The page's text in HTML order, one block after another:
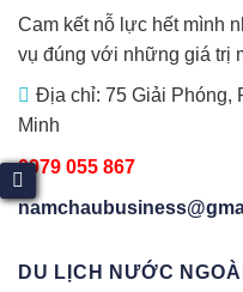
có
thể
được
trang
sản
phẩm
thể.
Các
tùy
thể
được
chọn
trang
Cam kết nỗ lực hết mình
vụ đúng với những giá trị
Địa chỉ: 75 Giải Phóng,
Minh
0979 055 867
DU LỊCH NƯỚC NGOÀI